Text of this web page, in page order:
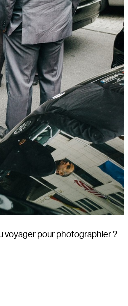
voyager pour photographier ?